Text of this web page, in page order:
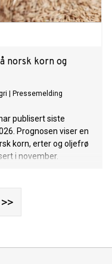
norsk korn og
Pressemelding
publisert siste
Prognosen viser en
korn, erter og oljefrø
i november.
>>